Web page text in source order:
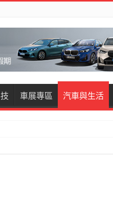
車展專區 汽車與生活